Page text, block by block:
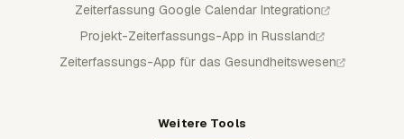
Zeiterfassung Google Calendar Integration
Projekt-Zeiterfassungs-App in Russland
Zeiterfassungs-App für das Gesundheitswesen
Weitere Tools